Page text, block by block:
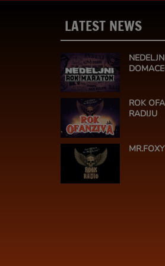
LATEST NEWS
ROK
RADIJU